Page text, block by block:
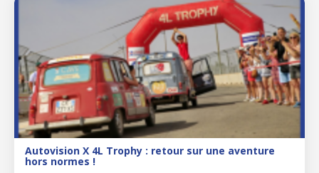
Autovision X 4L Trophy : retour sur une aventure
hors normes !